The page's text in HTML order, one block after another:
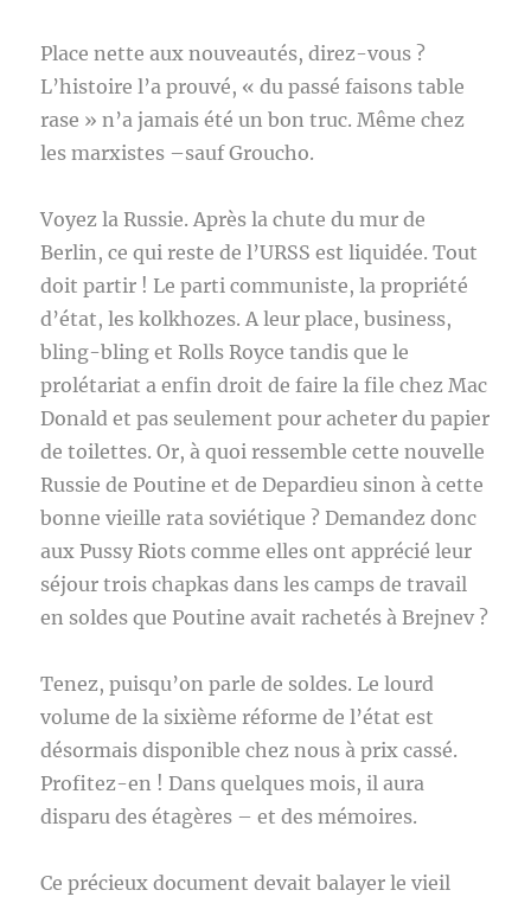
Place nette aux nouveautés, direz-vous ?
L’histoire l’a prouvé, « du passé faisons table
rase » n’a jamais été un bon truc. Même chez
les marxistes –sauf Groucho.
Voyez la Russie. Après la chute du mur de
Berlin, ce qui reste de l’URSS est liquidée. Tout
doit partir ! Le parti communiste, la propriété
d’état, les kolkhozes. A leur place, business,
bling-bling et Rolls Royce tandis que le
prolétariat a enfin droit de faire la file chez Mac
Donald et pas seulement pour acheter du papier
de toilettes. Or, à quoi ressemble cette nouvelle
Russie de Poutine et de Depardieu sinon à cette
bonne vieille rata soviétique ? Demandez donc
aux Pussy Riots comme elles ont apprécié leur
séjour trois chapkas dans les camps de travail
en soldes que Poutine avait rachetés à Brejnev ?
Tenez, puisqu’on parle de soldes. Le lourd
volume de la sixième réforme de l’état est
désormais disponible chez nous à prix cassé.
Profitez-en ! Dans quelques mois, il aura
disparu des étagères – et des mémoires.
Ce précieux document devait balayer le vieil